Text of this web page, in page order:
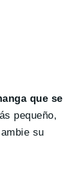
que se
pequeño,
su